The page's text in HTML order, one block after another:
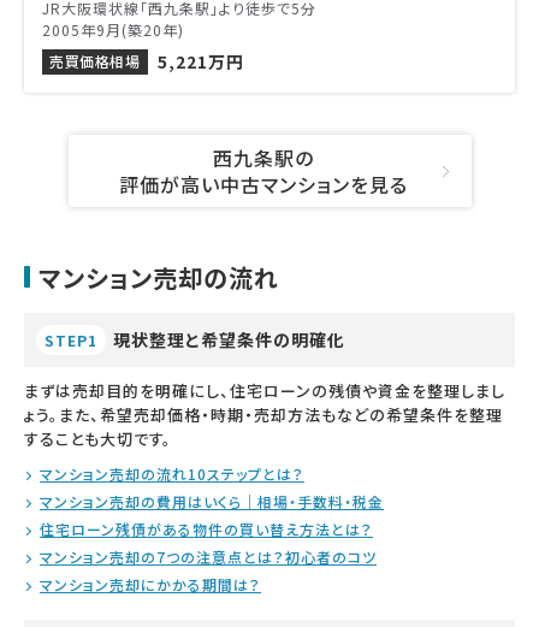
JR大阪環状線「西九条駅」より徒歩で5分
2005年9月(築20年)
売買価格相場
5,221万円
西九条駅の
評価が高い中古マンションを見る
マンション売却の流れ
STEP1 現状整理と希望条件の明確化
まずは売却目的を明確にし、住宅ローンの残債や資金を整理しまし
ょう。また、希望売却価格・時期・売却方法もなどの希望条件を整理
することも大切です。
マンション売却の流れ10ステップとは？
マンション売却の費用はいくら｜相場・手数料・税金
住宅ローン残債がある物件の買い替え方法とは？
マンション売却の7つの注意点とは？初心者のコツ
マンション売却にかかる期間は？